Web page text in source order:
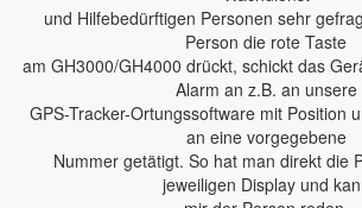
und Hilfebedürftigen Personen sehr
Person die rote Taste
am GH3000/GH4000 drückt, schickt das
Alarm an z.B. an unsere
GPS-Tracker-Ortungssoftware mit Position
an eine vorgegebene
Nummer getätigt. So hat man direkt die
jeweiligen Display und